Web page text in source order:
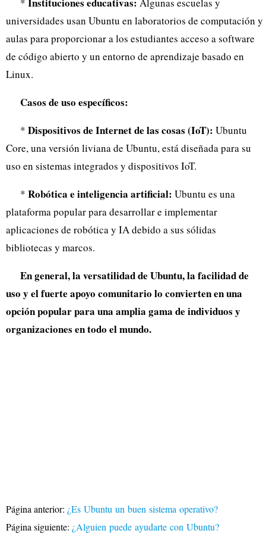
universidades usan Ubuntu en laboratorios de computación y
aulas para proporcionar a los estudiantes acceso a software
de código abierto y un entorno de aprendizaje basado en
Linux.
Casos de uso específicos:
* Dispositivos de Internet de las cosas (IoT): Ubuntu
Core, una versión liviana de Ubuntu, está diseñada para su
uso en sistemas integrados y dispositivos IoT.
* Robótica e inteligencia artificial: Ubuntu es una
plataforma popular para desarrollar e implementar
aplicaciones de robótica y IA debido a sus sólidas
bibliotecas y marcos.
En general, la versatilidad de Ubuntu, la facilidad de
uso y el fuerte apoyo comunitario lo convierten en una
opción popular para una amplia gama de individuos y
organizaciones en todo el mundo.
Página anterior: ¿Es Ubuntu un buen sistema operativo?
Página siguiente: ¿Alguien puede ayudarte con Ubuntu?